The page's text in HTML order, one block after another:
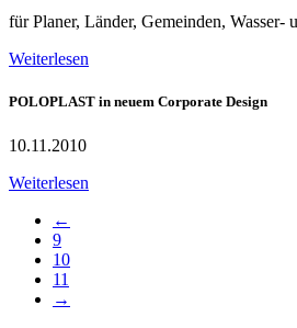
für Planer, Länder, Gemeinden, Wasser-
Weiterlesen
POLOPLAST in neuem Corporate Design
10.11.2010
Weiterlesen
←
9
10
11
→